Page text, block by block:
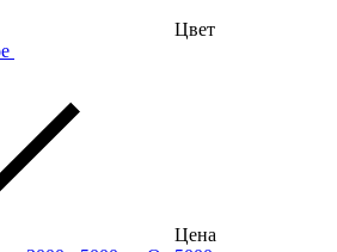
Цвет
Цена